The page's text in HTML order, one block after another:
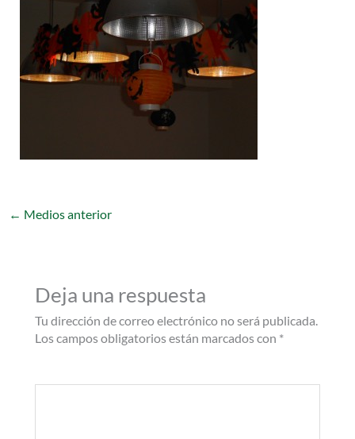
← Medios anterior
Deja una respuesta
Tu dirección de correo electrónico no será publicada.
Los campos obligatorios están marcados con *